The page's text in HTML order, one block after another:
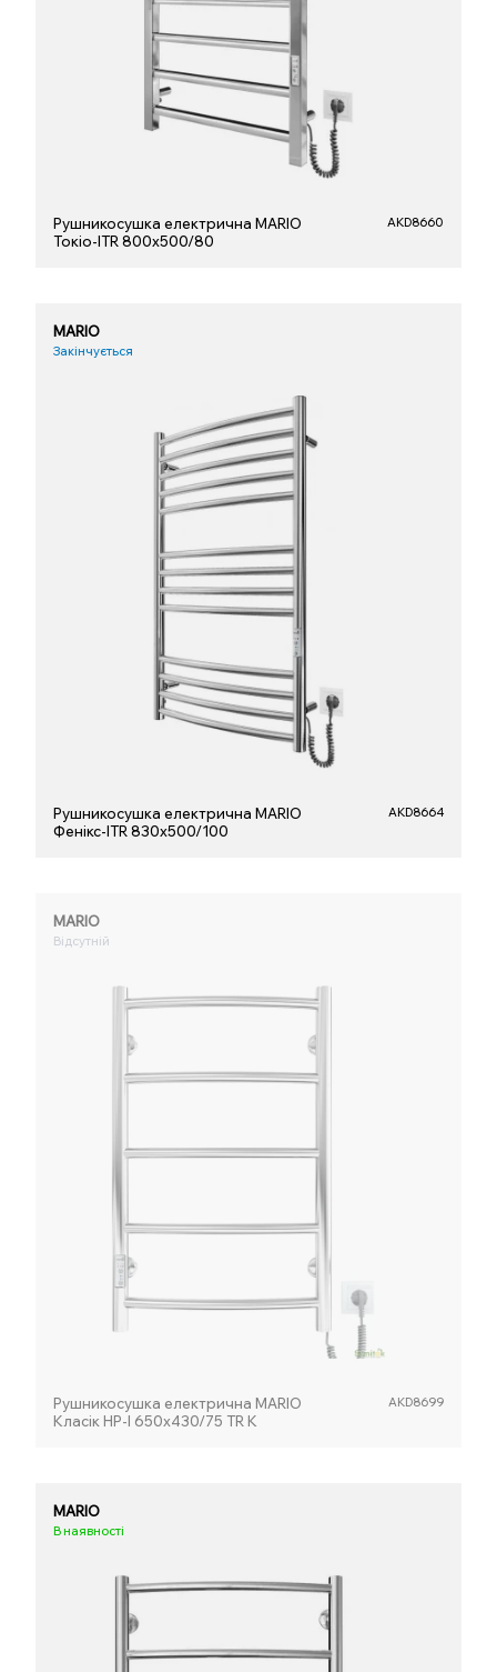
Рушникосушка електрична MARIO
Токіо-ITR 800х500/80
AKD8660
MARIO
Закінчується
Рушникосушка електрична MARIO
Фенікс-ITR 830х500/100
AKD8664
MARIO
Відсутній
Рушникосушка електрична MARIO
Класік НР-І 650х430/75 TR K
AKD8699
MARIO
В наявності